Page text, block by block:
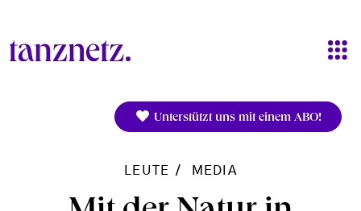
Unterstützt uns mit einem ABO!
LEUTE MEDIA